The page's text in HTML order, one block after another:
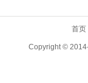
首页
Copyright ©